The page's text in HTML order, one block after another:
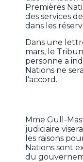
Premières
des services
dans les
Dans une
mars, le
personne a
Nations ne
l'accord.
Mme Gull-
judiciaire
les raisons
Nations sont
du